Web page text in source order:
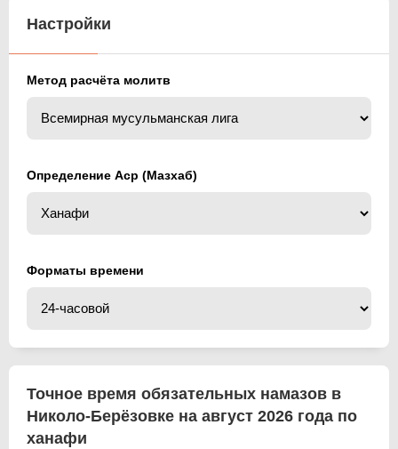
Настройки
Метод расчёта молитв
Определение Аср (Мазхаб)
Форматы времени
Точное время обязательных намазов в
Николо-Берёзовке на август 2026 года по
ханафи